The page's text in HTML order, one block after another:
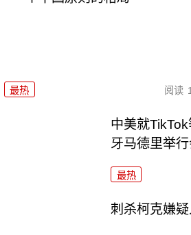
最热 阅读
中美就
牙马德里举
最热
刺杀柯克嫌